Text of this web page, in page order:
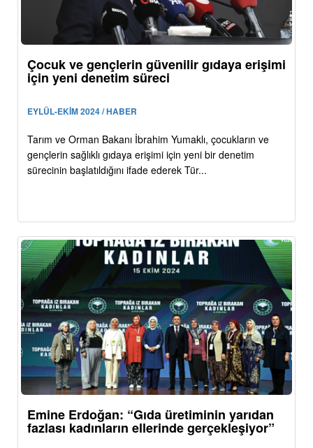
Çocuk ve gençlerin güvenilir gıdaya erişimi
için yeni denetim süreci
EYLÜL-EKİM 2024 / HABER
Tarım ve Orman Bakanı İbrahim Yumaklı, çocukların ve
gençlerin sağlıklı gıdaya erişimi için yeni bir denetim
sürecinin başlatıldığını ifade ederek Tür...
Emine Erdoğan: “Gıda üretiminin yarıdan
fazlası kadınların ellerinde gerçekleşiyor”